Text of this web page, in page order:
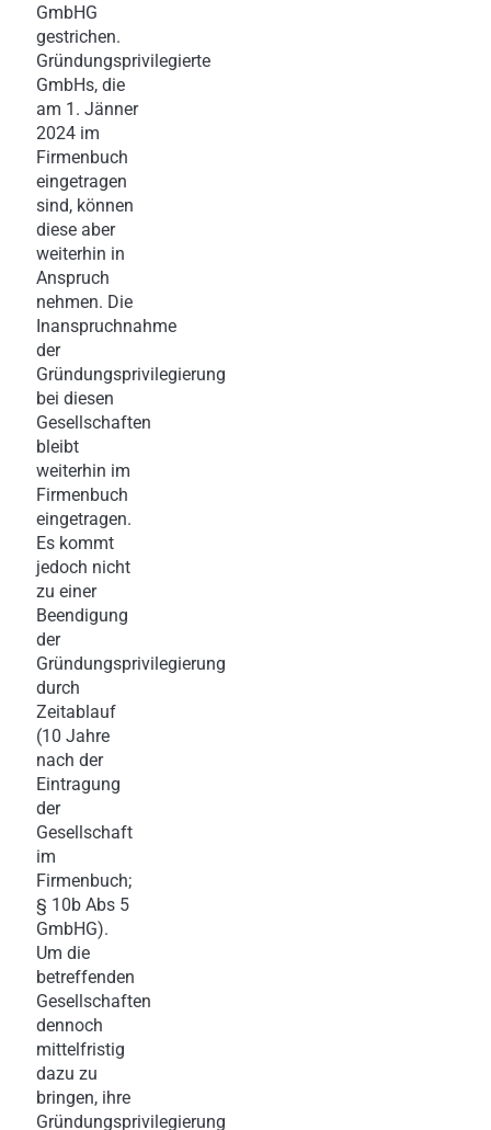
GmbHG
gestrichen.
Gründungsprivilegierte
GmbHs, die
am 1. Jänner
2024 im
Firmenbuch
eingetragen
sind, können
diese aber
weiterhin in
Anspruch
nehmen. Die
Inanspruchnahme
der
Gründungsprivilegierung
bei diesen
Gesellschaften
bleibt
weiterhin im
Firmenbuch
eingetragen.
Es kommt
jedoch nicht
zu einer
Beendigung
der
Gründungsprivilegierung
durch
Zeitablauf
(10 Jahre
nach der
Eintragung
der
Gesellschaft
im
Firmenbuch;
§ 10b Abs 5
GmbHG).
Um die
betreffenden
Gesellschaften
dennoch
mittelfristig
dazu zu
bringen, ihre
Gründungsprivilegierung